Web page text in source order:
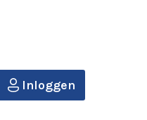
Inloggen